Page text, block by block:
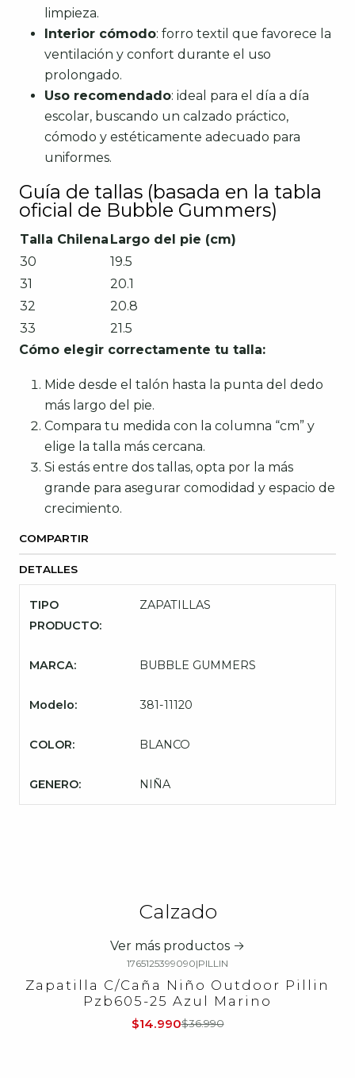
limpieza.
Interior cómodo: forro textil que favorece la
ventilación y confort durante el uso
prolongado.
Uso recomendado: ideal para el día a día
escolar, buscando un calzado práctico,
cómodo y estéticamente adecuado para
uniformes.
Guía de tallas (basada en la tabla
oficial de Bubble Gummers)
Talla Chilena Largo del pie (cm)
30
19.5
31
20.1
32
20.8
33
21.5
Cómo elegir correctamente tu talla:
Mide desde el talón hasta la punta del dedo
más largo del pie.
Compara tu medida con la columna “cm” y
elige la talla más cercana.
Si estás entre dos tallas, opta por la más
grande para asegurar comodidad y espacio de
crecimiento.
COMPARTIR
DETALLES
TIPO
PRODUCTO:
ZAPATILLAS
MARCA: BUBBLE GUMMERS
Modelo: 381-11120
COLOR: BLANCO
GENERO: NIÑA
Calzado
Ver más productos
OFF
1765125399090|PILLIN
Zapatilla C/Caña Niño Outdoor Pillin
Pzb605-25 Azul Marino
$14.990$36.990